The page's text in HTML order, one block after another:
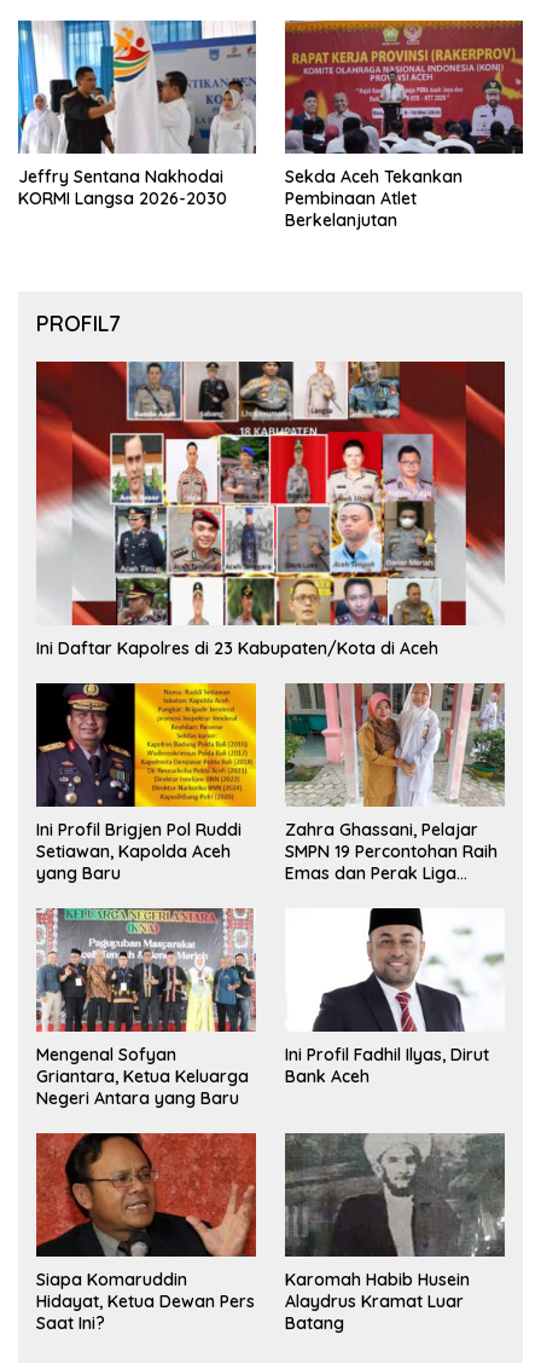
Jeffry Sentana Nakhodai
KORMI Langsa 2026-2030
Sekda Aceh Tekankan
Pembinaan Atlet
Berkelanjutan
PROFIL7
Ini Daftar Kapolres di 23 Kabupaten/Kota di Aceh
Ini Profil Brigjen Pol Ruddi
Setiawan, Kapolda Aceh
yang Baru
Zahra Ghassani, Pelajar
SMPN 19 Percontohan Raih
Emas dan Perak Liga
Mengenal Sofyan
Griantara, Ketua Keluarga
Negeri Antara yang Baru
Ini Profil Fadhil Ilyas, Dirut
Bank Aceh
Siapa Komaruddin
Hidayat, Ketua Dewan Pers
Saat Ini?
Karomah Habib Husein
Alaydrus Kramat Luar
Batang